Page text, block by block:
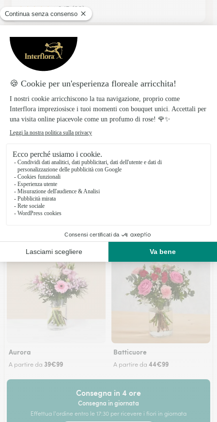
★ ★ ★ ★ ★ 4.8/5 (39)
La Fiorita Snc
★★★★★ 4.8/5 (27)
Fiori e bouquet in consegna in Veneto
Aurora
A partire da 39€99
Batticuore
A partire da 44€99
Consegna in 4 ore
Consegna in giornata
Effettua l'ordine entro le 17:30 per ricevere i fiori in giornata